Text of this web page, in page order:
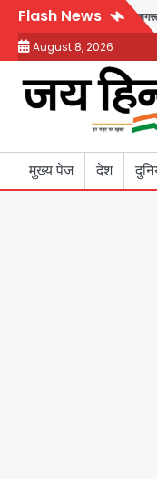
Skip
content
Flash News
चलेगा जन-जागरूकता
August 8, 2026
मुख्य पेज देश